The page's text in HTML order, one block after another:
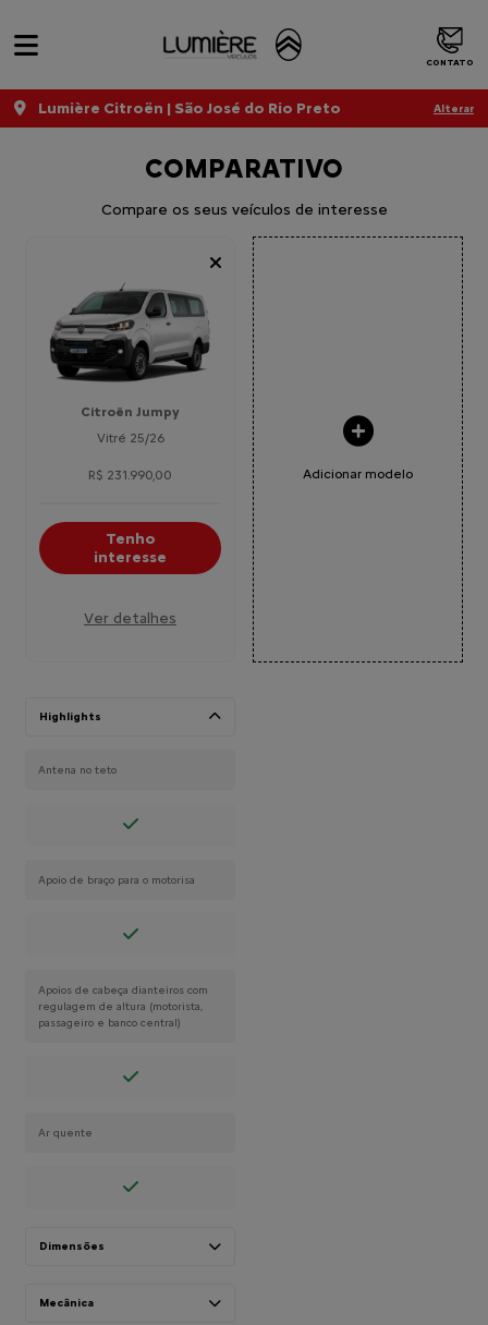
CONTATO
Lumière Citroën | São José do Rio Preto Alterar
COMPARATIVO
Compare os seus veículos de interesse
Citroën Jumpy
Vitré 25/26
R$ 231.990,00
Tenho
interesse
Ver detalhes
Adicionar modelo
Highlights
Antena no teto
Apoio de braço para o motorisa
Apoios de cabeça dianteiros com
regulagem de altura (motorista,
passageiro e banco central)
Ar quente
Dimensões
Mecânica